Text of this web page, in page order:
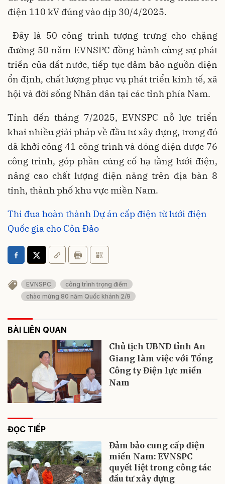
điện 110 kV đúng vào dịp 30/4/2025.
Đây là 50 công trình tượng trưng cho chặng
đường 50 năm EVNSPC đồng hành cùng sự phát
triển của đất nước, tiếp tục đảm bảo nguồn điện
ổn định, chất lượng phục vụ phát triển kinh tế, xã
hội và đời sống Nhân dân tại các tỉnh phía Nam.
Tính đến tháng 7/2025, EVNSPC nỗ lực triển
khai nhiều giải pháp về đầu tư xây dựng, trong đó
đã khởi công 41 công trình và đóng điện được 76
công trình, góp phần củng cố hạ tầng lưới điện,
nâng cao chất lượng điện năng trên địa bàn 8
tỉnh, thành phố khu vực miền Nam.
Thi đua hoàn thành Dự án cấp điện từ lưới điện
Quốc gia cho Côn Đảo
EVNSPC
công trình trọng điểm
chào mừng 80 năm Quốc khánh 2/9
BÀI LIÊN QUAN
Chủ tịch UBND tỉnh An
Giang làm việc với Tổng
Công ty Điện lực miền
Nam
ĐỌC TIẾP
Đảm bảo cung cấp điện
miền Nam: EVNSPC
quyết liệt trong công tác
đầu tư xây dựng